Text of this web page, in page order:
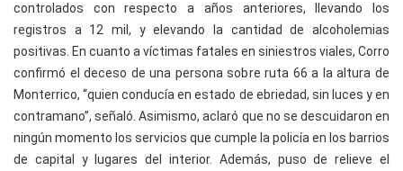
controlados con respecto a años anteriores, llevando los
registros a 12 mil, y elevando la cantidad de alcoholemias
positivas. En cuanto a víctimas fatales en siniestros viales, Corro
confirmó el deceso de una persona sobre ruta 66 a la altura de
Monterrico, “quien conducía en estado de ebriedad, sin luces y en
contramano”, señaló. Asimismo, aclaró que no se descuidaron en
ningún momento los servicios que cumple la policía en los barrios
de capital y lugares del interior. Además, puso de relieve el